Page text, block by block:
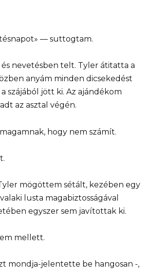
— suttogtam.
és nevetésben telt. Tyler átitatta a
anyám minden dicsekedést
szájából jött ki. Az ajándékom
az asztal végén.
hogy nem számít.
mögöttem sétált, kezében egy
lusta magabiztosságával
egyszer sem javítottak ki.
mellett.
mondja-jelentette be hangosan -,